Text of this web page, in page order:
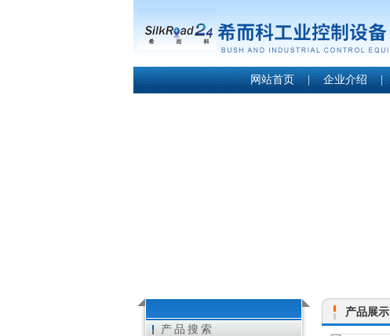
网站首页 | 企业介绍 |
产品搜索
产品展示